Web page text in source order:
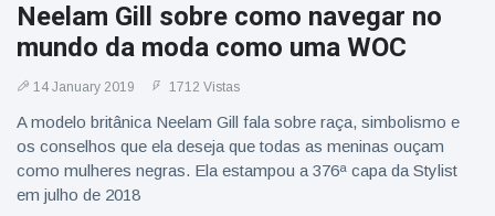
zoológico do
Reino Unido em 14
anos
Homem da Flórida
preso após lançar
fogos de artifício
de um carro em
movimento
16 July 162 Vistas
Neelam Gill sobre como navegar no
mundo da moda como uma WOC
14 January 2019 1712 Vistas
A modelo britânica Neelam Gill fala sobre raça, simbolismo e
os conselhos que ela deseja que todas as meninas ouçam
como mulheres negras. Ela estampou a 376ª capa da Stylist
em julho de 2018